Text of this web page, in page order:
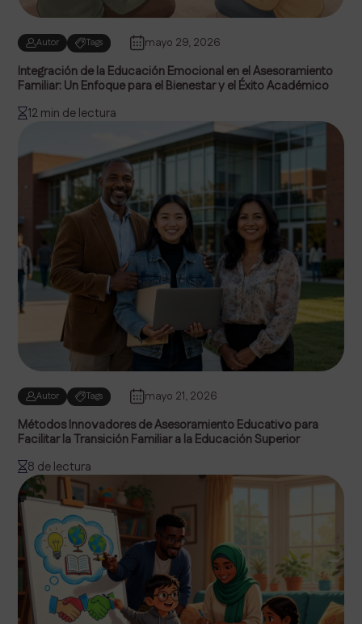
Autor Tags mayo 29, 2026
Integración de la Educación Emocional en el Asesoramiento
Familiar: Un Enfoque para el Bienestar y el Éxito Académico
12 min de lectura
Autor Tags mayo 21, 2026
Métodos Innovadores de Asesoramiento Educativo para
Facilitar la Transición Familiar a la Educación Superior
8 de lectura